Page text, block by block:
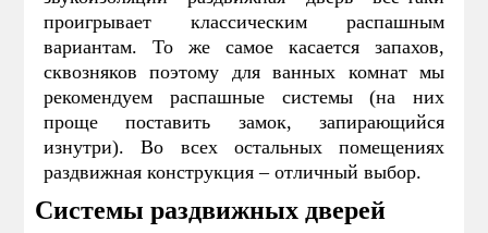
проигрывает классическим распашным
вариантам. То же самое касается запахов,
сквозняков поэтому для ванных комнат мы
рекомендуем распашные системы (на них
проще поставить замок, запирающийся
изнутри). Во всех остальных помещениях
раздвижная конструкция – отличный выбор.
Системы раздвижных дверей